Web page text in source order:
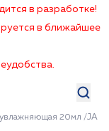
в разработке!
в ближайшее
увлажняющая 20мл /JA